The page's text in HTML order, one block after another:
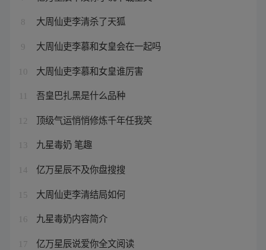
8 大周仙吏李清杀了天狐
9 大周仙吏李慕和女皇会在一起吗
10 大周仙吏李慕和女皇谁厉害
吾皇巴扎黑是什么品种
12 顶级气运悄悄修炼千年任我笑
13 九星毒奶 笔趣
14 亿万星辰不及你盘搜搜
15 大周仙吏李清结局如何
16 九星毒奶内容简介
17 亿万星辰说爱你全文阅读